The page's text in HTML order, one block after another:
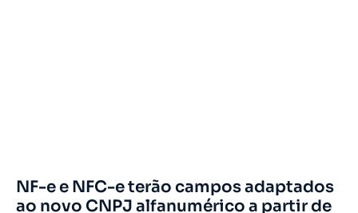
NF-e e NFC-e terão campos adaptados
ao novo CNPJ alfanumérico a partir de